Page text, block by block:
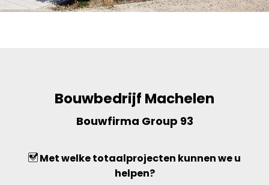
Bouwbedrijf Machelen
Bouwfirma Group 93
Met welke totaalprojecten kunnen we u
helpen?